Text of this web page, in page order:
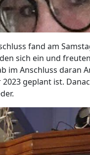
fand am
sich ein und
Anschluss daran
geplant ist.